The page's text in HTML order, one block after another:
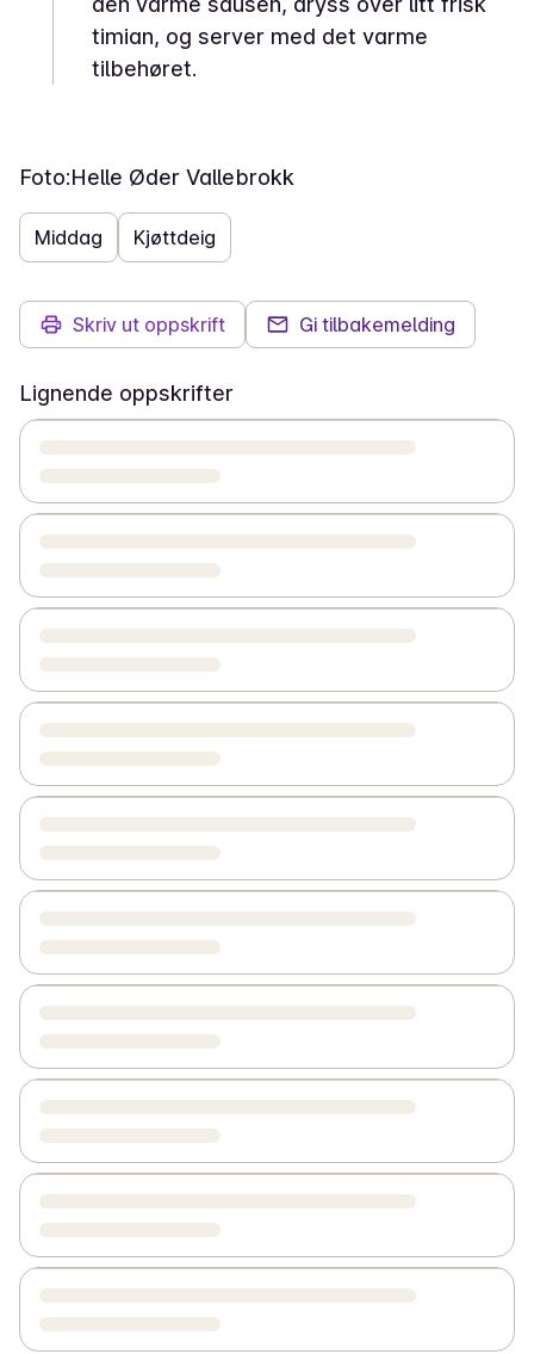
timian, og server med det varme
tilbehøret.
Foto:Helle Øder Vallebrokk
Middag Kjøttdeig
Skriv ut oppskrift Gi tilbakemelding
Lignende oppskrifter